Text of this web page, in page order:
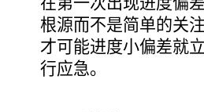
根源而不是简单的关
才可能进度小偏差就
行应急。